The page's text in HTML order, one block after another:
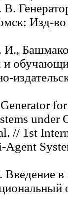
Изд-во
и
under
// 1st
Введение